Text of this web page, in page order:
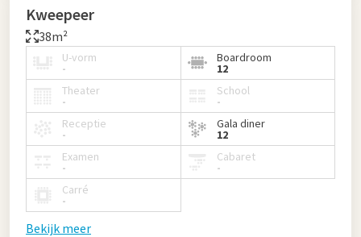
Kweepeer
38m²
U-vorm
-
Boardroom
12
Theater
-
School
-
Receptie
-
Gala diner
12
Examen
-
Cabaret
-
Carré
-
Bekijk meer